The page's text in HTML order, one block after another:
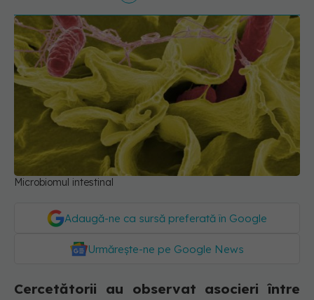
Microbiomul intestinal
Adaugă-ne ca sursă preferată în Google
Urmărește-ne pe Google News
Cercetătorii au observat asocieri între